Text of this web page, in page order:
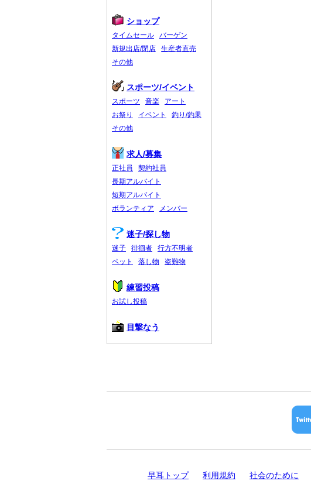
ショップ
タイムセール
バーゲン
新規出店/閉店
生産者直売
その他
スポーツ/イベント
スポーツ 音楽
アート
お祭り
イベント
釣り/釣果
その他
求人/募集
正社員
契約社員
長期アルバイト
短期アルバイト
ボランティア
メンバー
迷子/探し物
迷子 徘徊者
行方不明者
ペット
落し物 盗難物
練習投稿
お試し投稿
目撃なう
早耳トップ 利用規約 社会のために